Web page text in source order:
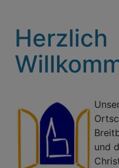
Herzlich
und